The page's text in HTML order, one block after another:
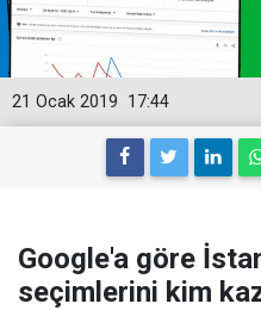
17:44
21 Ocak 2019
Google'a göre
seçimlerini kim